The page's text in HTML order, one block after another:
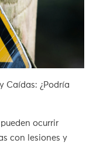
Caídas: ¿Podría
ocurrir
con lesiones y